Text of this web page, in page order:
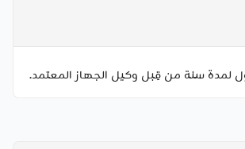
لمدة سنة من قِبل وكيل الجهاز المعتمد.